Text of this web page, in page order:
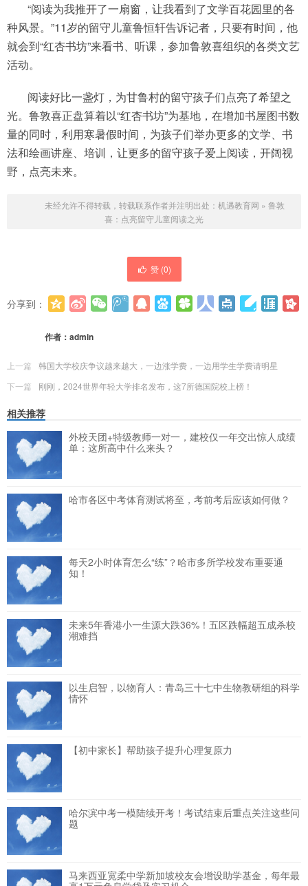
“阅读为我推开了一扇窗，让我看到了文学百花园里的各
种风景。”11岁的留守儿童鲁恒轩告诉记者，只要有时间，他
就会到“红杏书坊”来看书、听课，参加鲁敦喜组织的各类文艺
活动。
阅读好比一盏灯，为甘鲁村的留守孩子们点亮了希望之
光。鲁敦喜正盘算着以“红杏书坊”为基地，在增加书屋图书数
量的同时，利用寒暑假时间，为孩子们举办更多的文学、书
法和绘画讲座、培训，让更多的留守孩子爱上阅读，开阔视
野，点亮未来。
未经允许不得转载，转载联系作者并注明出处： 机遇教育网 » 鲁敦
喜：点亮留守儿童阅读之光
赞 (0)
分享到：
作者： admin
上一篇
韩国大学校庆争议越来越大，一边涨学费，一边用学生学费请明星
下一篇
刚刚，2024世界年轻大学排名发布，这7所德国院校上榜！
相关推荐
外校天团+特级教师一对一，建校仅一年交出惊人成绩
单：这所高中什么来头？
哈市各区中考体育测试将至，考前考后应该如何做？
每天2小时体育怎么“练”？哈市多所学校发布重要通
知！
未来5年香港小一生源大跌36%！五区跌幅超五成杀校
潮难挡
以生启智，以物育人：青岛三十七中生物教研组的科学
情怀
【初中家长】帮助孩子提升心理复原力
哈尔滨中考一模陆续开考！考试结束后重点关注这些问
题
马来西亚宽柔中学新加坡校友会增设助学基金，每年最